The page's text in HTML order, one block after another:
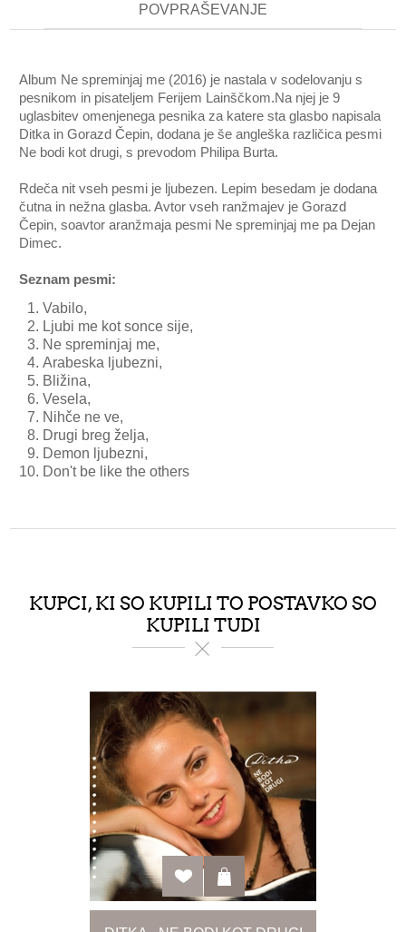
POVPRAŠEVANJE
Album Ne spreminjaj me (2016) je nastala v sodelovanju s
pesnikom in pisateljem Ferijem Lainščkom.Na njej je 9
uglasbitev omenjenega pesnika za katere sta glasbo napisala
Ditka in Gorazd Čepin, dodana je še angleška različica pesmi
Ne bodi kot drugi, s prevodom Philipa Burta.
Rdeča nit vseh pesmi je ljubezen. Lepim besedam je dodana
čutna in nežna glasba. Avtor vseh ranžmajev je Gorazd
Čepin, soavtor aranžmaja pesmi Ne spreminjaj me pa Dejan
Dimec.
Seznam pesmi:
Vabilo,
Ljubi me kot sonce sije,
Ne spreminjaj me,
Arabeska ljubezni,
Bližina,
Vesela,
Nihče ne ve,
Drugi breg želja,
Demon ljubezni,
Don't be like the others
KUPCI, KI SO KUPILI TO POSTAVKO SO
KUPILI TUDI